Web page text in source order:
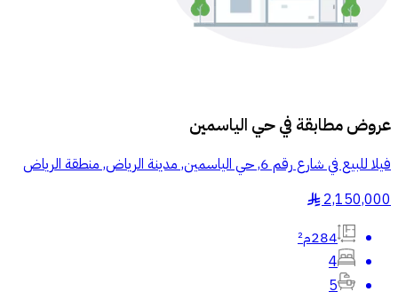
عروض مطابقة فيحي الياسمين
فيلا للبيع في شارع رقم 6, حي الياسمين, مدينة الرياض, منطقة الرياض
2,150,000
§
284م²
4
5